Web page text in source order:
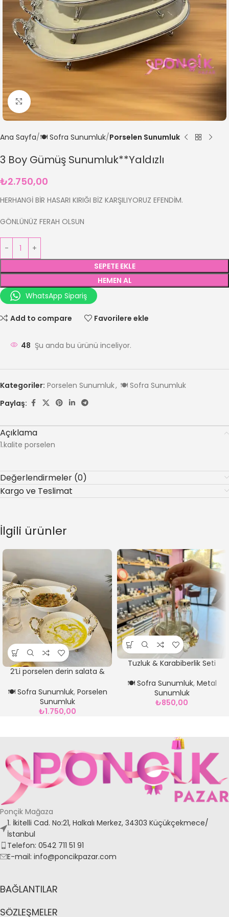
Büyütmek için tıklayın
Ana Sayfa 🍽️ Sofra Sunumluk Porselen Sunumluk
3 Boy Gümüş Sunumluk**Yaldızlı
₺2.750,00
HERHANGİ BİR HASARI KIRIĞI BİZ KARŞILIYORUZ EFENDİM.
GÖNLÜNÜZ FERAH OLSUN
SEPETE EKLE
HEMEN AL
WhatsApp Sipariş
Add to compare Favorilere ekle
48 Şu anda bu ürünü inceliyor.
Kategoriler: Porselen Sunumluk, 🍽️ Sofra Sunumluk
Paylaş:
Açıklama
1.kalite porselen
Değerlendirmeler (0)
Kargo ve Teslimat
İlgili ürünler
2’Li porselen derin salata &
🍽️ Sofra Sunumluk, Porselen
Sunumluk
₺1.750,00
Tuzluk & Karabiberlik Seti
🍽️ Sofra Sunumluk, Metal
Sunumluk
₺850,00
Ponçik Mağaza
1. İkitelli Cad. No:21, Halkalı Merkez, 34303 Küçükçekmece/
İstanbul
Telefon: 0542 711 51 91
E-mail: info@poncikpazar.com
BAĞLANTILAR
SÖZLEŞMELER